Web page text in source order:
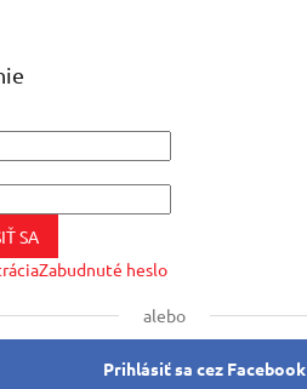
SA
Zabudnuté heslo
alebo
Prihlásiť sa cez Facebook